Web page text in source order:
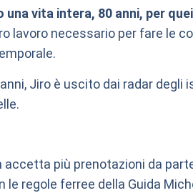
vita intera, 80 anni, per
lavoro necessario per fare le
Jiro è uscito dai radar degli
accetta più prenotazioni da
le regole ferree della Guida